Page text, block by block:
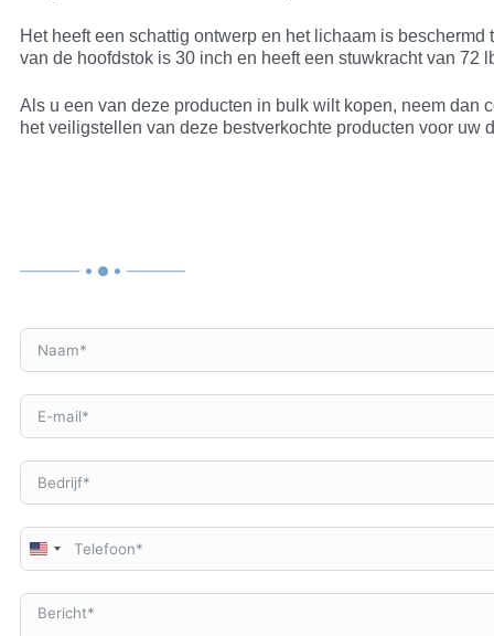
Het heeft een schattig ontwerp en het lichaam is
van de hoofdstok is 30 inch en heeft een stuwkracht van 72
Als u een van deze producten in bulk wilt kopen, neem dan
het veiligstellen van deze bestverkochte producten voor uw
United
States